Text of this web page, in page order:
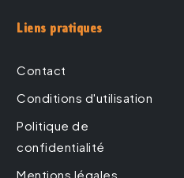
Liens pratiques
Contact
Conditions d'utilisation
Politique de
confidentialité
Mentions légales